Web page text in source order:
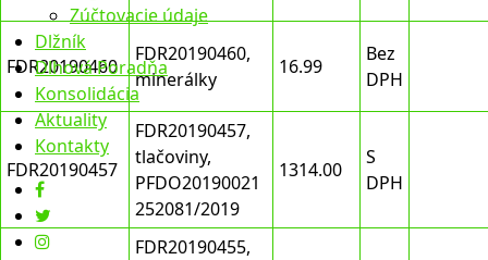
Zúčtovacie údaje
Dlžník
Dlhová Poradňa
Konsolidácia
Aktuality
Kontakty
FDR20190460
FDR20190460,
minerálky
16.99
Bez
DPH
FDR20190457
FDR20190457,
tlačoviny,
PFDO20190021
252081/2019
1314.00
S
DPH
FDR20190455,